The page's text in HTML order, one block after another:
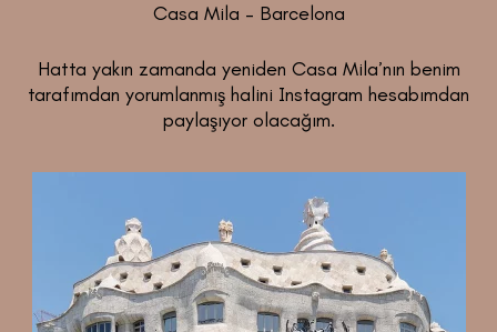
Casa Mila – Barcelona
Hatta yakın zamanda yeniden Casa Mila’nın benim
tarafımdan yorumlanmış halini Instagram hesabımdan
paylaşıyor olacağım.